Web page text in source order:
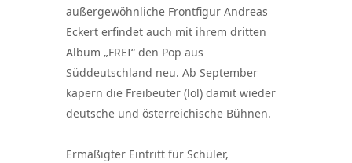
außergewöhnliche Frontfigur Andreas
Eckert erfindet auch mit ihrem dritten
Album „FREI“ den Pop aus
Süddeutschland neu. Ab September
kapern die Freibeuter (lol) damit wieder
deutsche und österreichische Bühnen.
Ermäßigter Eintritt für Schüler,